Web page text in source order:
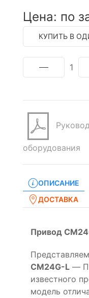
Цена: по
КУПИТЬ В
1
оборудования
ОПИСАНИЕ
ДОСТАВКА
Привод
CM24G-L —
известного
модель